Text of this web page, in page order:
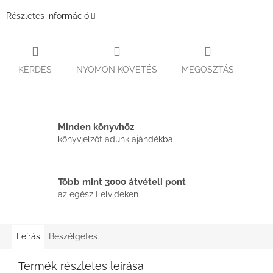
Részletes információ
KÉRDÉS NYOMON KÖVETÉS MEGOSZTÁS
Minden könyvhöz
könyvjelzőt adunk ajándékba
Több mint 3000 átvételi pont
az egész Felvidéken
Leírás Beszélgetés
Termék részletes leírása